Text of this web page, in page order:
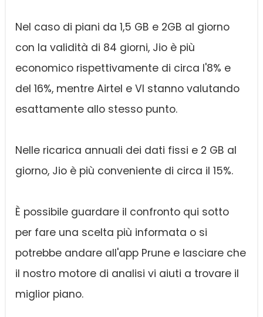
Nel caso di piani da 1,5 GB e 2GB al giorno
con la validità di 84 giorni, Jio è più
economico rispettivamente di circa l'8% e
del 16%, mentre Airtel e VI stanno valutando
esattamente allo stesso punto.
Nelle ricarica annuali dei dati fissi e 2 GB al
giorno, Jio è più conveniente di circa il 15%.
È possibile guardare il confronto qui sotto
per fare una scelta più informata o si
potrebbe andare all'app Prune e lasciare che
il nostro motore di analisi vi aiuti a trovare il
miglior piano.